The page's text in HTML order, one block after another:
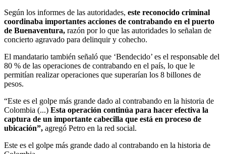
Según los informes de las autoridades, este reconocido criminal
coordinaba importantes acciones de contrabando en el puerto
de Buenaventura, razón por lo que las autoridades lo señalan de
concierto agravado para delinquir y cohecho.
El mandatario también señaló que ‘Bendecido’ es el responsable del
80 % de las operaciones de contrabando en el país, lo que le
permitían realizar operaciones que superarían los 8 billones de
pesos.
“Este es el golpe más grande dado al contrabando en la historia de
Colombia (...) Esta operación continúa para hacer efectiva la
captura de un importante cabecilla que está en proceso de
ubicación”, agregó Petro en la red social.
Este es el golpe más grande dado al contrabando en la historia de